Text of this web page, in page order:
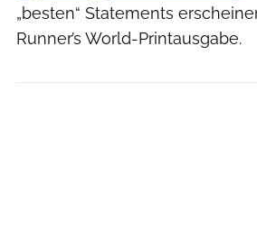
„besten“ Statements
Runner’s World-Printausgabe.